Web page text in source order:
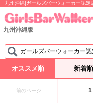
九州沖縄|ガールズバーウォーカー認
九州沖縄版
ガールズバーウォーカー認
オススメ順 新着順
前のページ 1